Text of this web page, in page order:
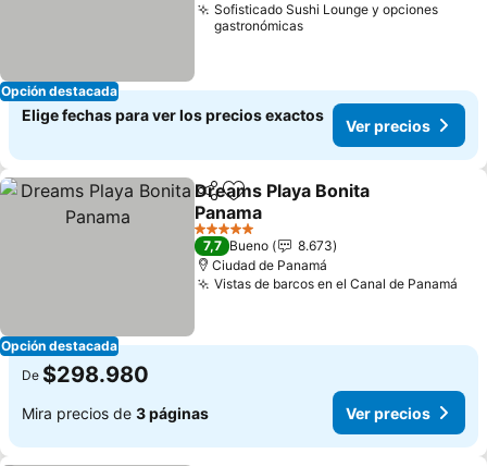
Opción destacada
Sofisticado Sushi Lounge y opciones
gastronómicas
Elige fechas para ver los precios exactos
Ver precios
Opción destacada
CompartirAgregar a favoritos
Dreams Playa Bonita
Panama
Ver precios
5 Estrellas
7,7 Bueno
8.673
Ciudad de Panamá
Vistas de barcos en el Canal de Panamá
De $298.980
Mira precios de 3 páginas Ver precios